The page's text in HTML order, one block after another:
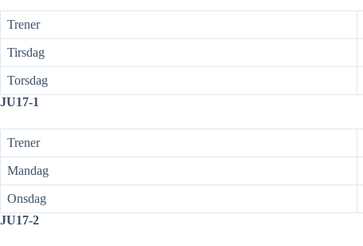
Trener
Tirsdag
Torsdag
JU17-1
Trener
Mandag
Onsdag
JU17-2